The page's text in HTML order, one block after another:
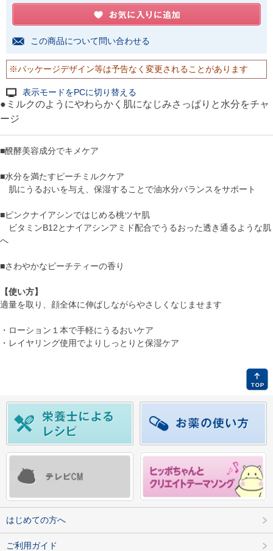
この商品について問い合わせる
※パッケージデザイン等は予告なく変更されることがあります
表示モードをPCに切り替える
●ミルクのようにやわらかく肌になじみさっぱりと水分をチャ
ージ
■醗酵美容成分でキメケア
■水分を満たすピーチミルクケア
肌にうるおいを与え、保湿することで油水分バランスをサポート
■ピンクナイアシンではじめる桃ツヤ肌
ビタミンB12とナイアシンアミド配合でうるおった透き通るような肌
へ
■さわやかなピーチティーの香り
【使い方】
適量を取り、顔全体に伸ばしながらやさしくなじませます
・ローション１本で手軽にうるおいケア
・レイヤリング使用でよりしっとりと保湿ケア
はじめての方へ
ご利用ガイド